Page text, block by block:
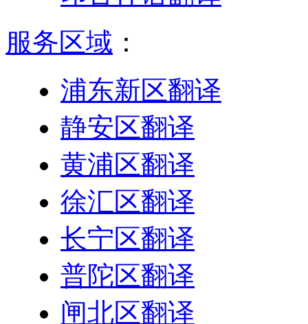
服务区域 ：
浦东新区翻译
静安区翻译
黄浦区翻译
徐汇区翻译
长宁区翻译
普陀区翻译
闸北区翻译